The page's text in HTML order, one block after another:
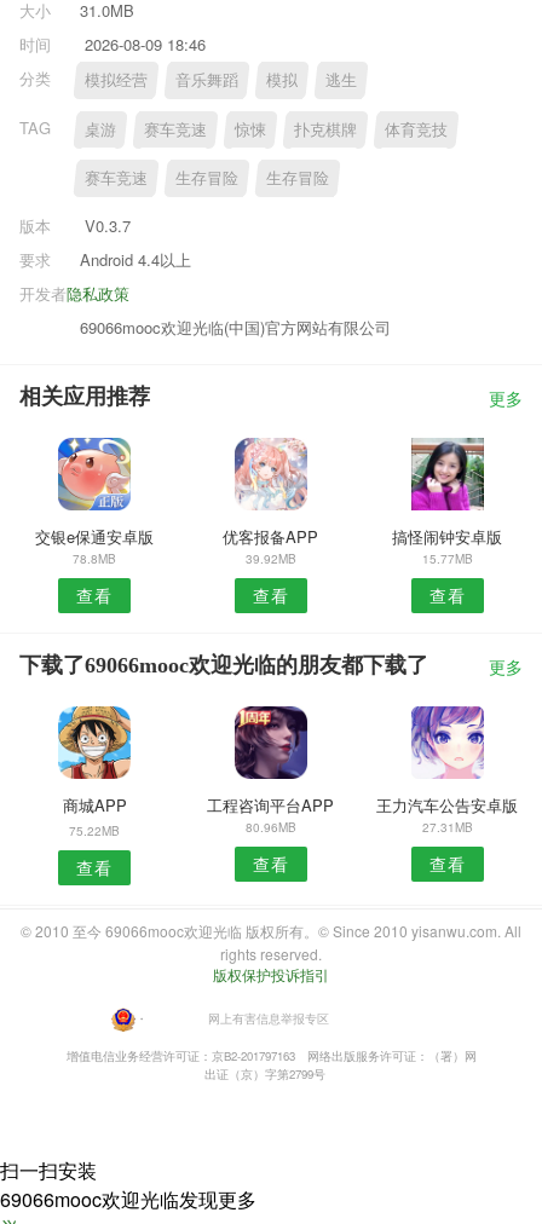
大小
31.0MB
时间
2026-08-09 18:46
分类
模拟经营 音乐舞蹈 模拟 逃生
TAG 桌游 赛车竞速 惊悚 扑克棋牌 体育竞技
赛车竞速 生存冒险 生存冒险
版本
V0.3.7
要求
Android 4.4以上
隐私政策
开发者
69066mooc欢迎光临(中国)官方网站有限公司
相关应用推荐 更多
交银e保通安卓版
78.8MB
查看
优客报备APP
39.92MB
查看
搞怪闹钟安卓版
15.77MB
查看
下载了69066mooc欢迎光临的朋友都下载了 更多
商城APP
75.22MB
查看
工程咨询平台APP
80.96MB
查看
王力汽车公告安卓版
27.31MB
查看
© 2010 至今 69066mooc欢迎光临 版权所有。© Since 2010 yisanwu.com. All
rights reserved.
版权保护投诉指引
・ 网上有害信息举报专区
增值电信业务经营许可证：京B2-201797163
网络出版服务许可证：（署）网
出证（京）字第2799号
扫一扫安装
69066mooc欢迎光临发现更多